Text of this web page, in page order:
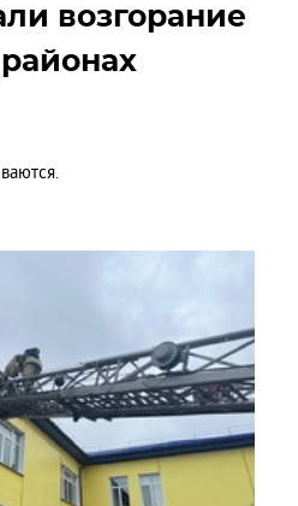
возгорание